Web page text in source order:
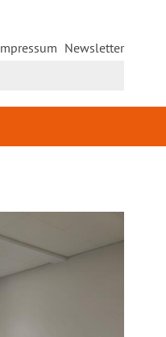
Newsletter